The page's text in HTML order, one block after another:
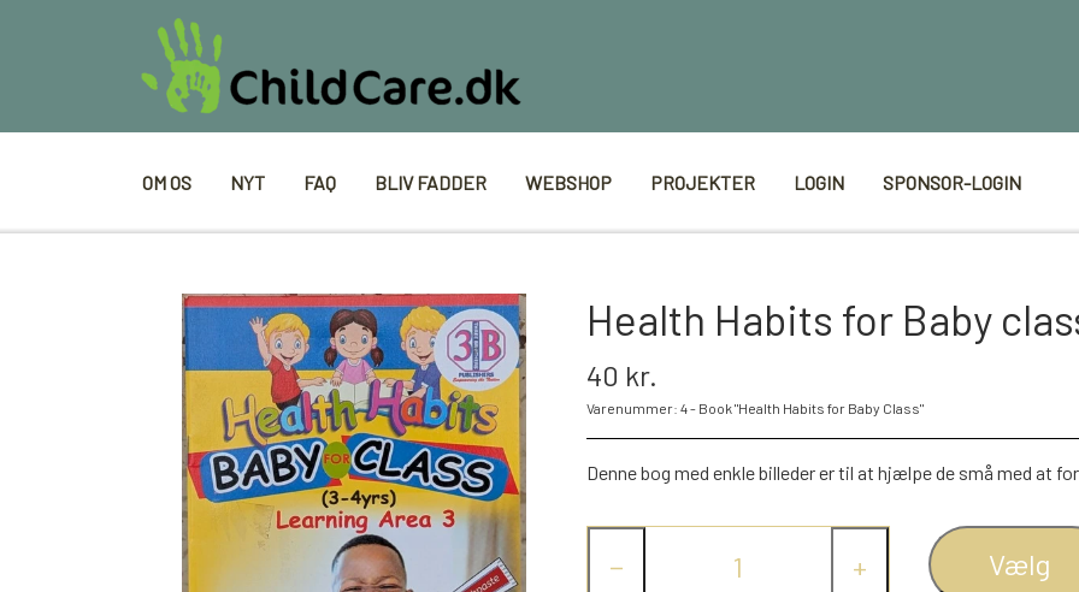
OM OS NYT FAQ BLIV FADDER WEBSHOP PROJEKTER LOGIN SPONSOR-LOGIN
Health Habits for Baby
40 kr.
Varenummer: 4 - Book "Health Habits for Baby Class"
Denne bog med enkle billeder er til at hjælpe de små med at
− + Vælg